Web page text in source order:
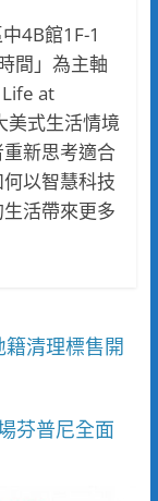
4B館1F-1
間」為主軸
at
美式生活情境
新思考適合
以智慧科技
活帶來更多
清理標售開
芬普尼全面